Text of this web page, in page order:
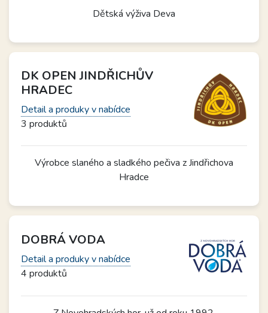
Dětská výživa Deva
DK OPEN JINDŘICHŮV
HRADEC
Detail a produky v nabídce
3 produktů
Výrobce slaného a sladkého pečiva z Jindřichova
Hradce
DOBRÁ VODA
Detail a produky v nabídce
4 produktů